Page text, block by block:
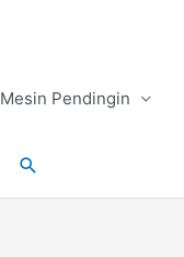
Mesin Pendingin
Search